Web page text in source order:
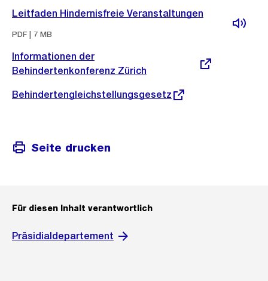
Leitfaden Hindernisfreie Veranstaltungen
PDF | 7 MB
Externer
Link:
Informationen der
Behindertenkonferenz Zürich
Externer
Behindertengleichstellungsgesetz
Seite drucken
Für diesen Inhalt verantwortlich
Präsidialdepartement